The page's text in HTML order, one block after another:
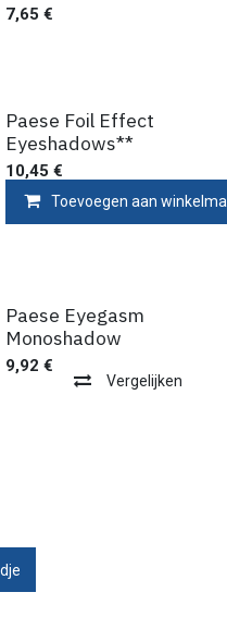
7,65 €
Vergelijken
Paese Foil Effect
Eyeshadows**
10,45 €
Toevoegen aan
Paese Eyegasm
Monoshadow
9,92 €
Vergelijken